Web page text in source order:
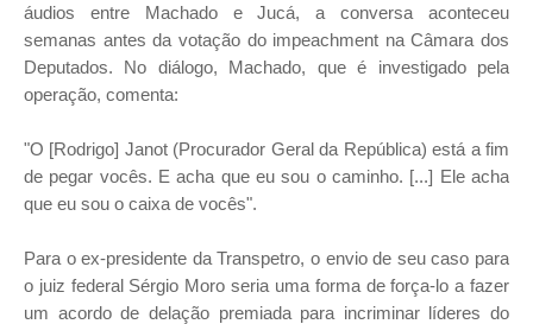
áudios entre Machado e Jucá, a conversa aconteceu
semanas antes da votação do impeachment na Câmara dos
Deputados. No diálogo, Machado, que é investigado pela
operação, comenta:
"O [Rodrigo] Janot (Procurador Geral da República) está a fim
de pegar vocês. E acha que eu sou o caminho. [...] Ele acha
que eu sou o caixa de vocês".
Para o ex-presidente da Transpetro, o envio de seu caso para
o juiz federal Sérgio Moro seria uma forma de força-lo a fazer
um acordo de delação premiada para incriminar líderes do